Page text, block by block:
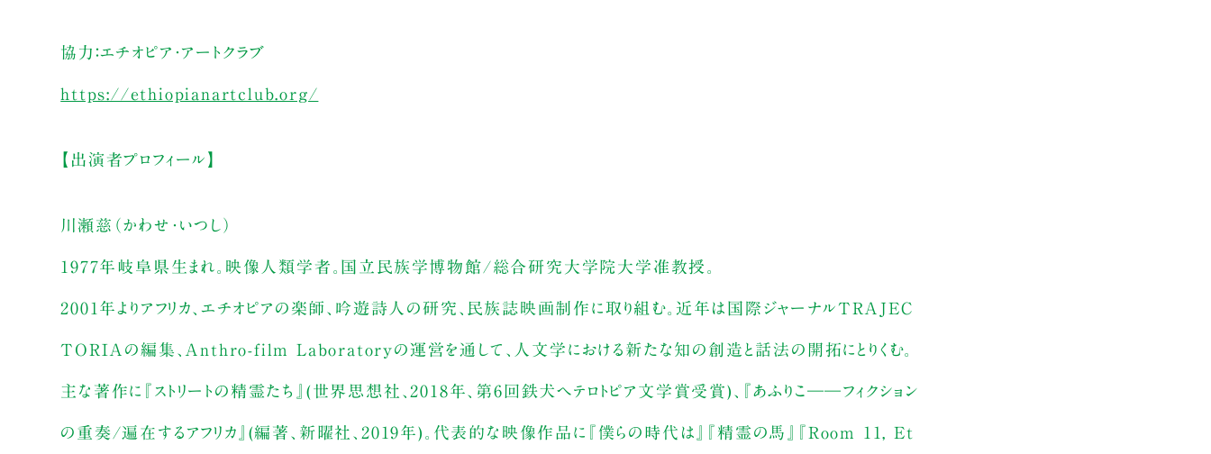
協力：エチオピア・アートクラブ
https://ethiopianartclub.org/
【出演者プロフィール】
川瀬慈（かわせ・いつし）
1977年岐阜県生まれ。映像人類学者。国立民族学博物館/総合研究大学院大学准教授。
2001年よりアフリカ、エチオピアの楽師、吟遊詩人の研究、民族誌映画制作に取り組む。近年は国際ジャーナルTRAJEC
TORIAの編集、Anthro-film Laboratoryの運営を通して、人文学における新たな知の創造と話法の開拓にとりくむ。
主な著作に『ストリートの精霊たち』(世界思想社、2018年、第6回鉄犬ヘテロトピア文学賞受賞)、『あふりこ――フィクション
の重奏/遍在するアフリカ』(編著、新曜社、2019年)。代表的な映像作品に『僕らの時代は』『精霊の馬』『Room 11, Et